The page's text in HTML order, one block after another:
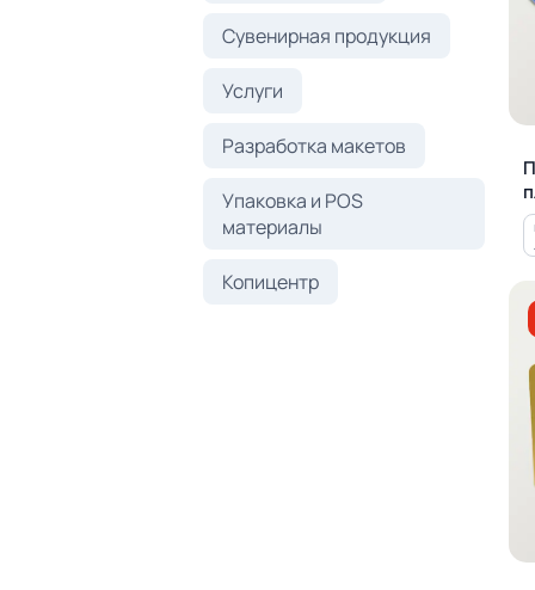
Сувенирная продукция
Услуги
Разработка макетов
Упаковка и POS
материалы
Копицентр